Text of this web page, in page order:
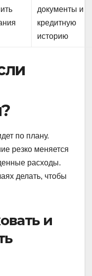
документы и
кредитную
историю
по плану.
резко меняется
расходы.
делать, чтобы
и